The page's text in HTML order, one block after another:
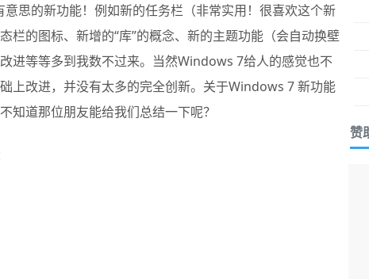
思的新功能！例如新的任务栏（非常实用！很喜欢这个新
栏的图标、新增的“库”的概念、新的主题功能（会自动换壁
进等等多到我数不过来。当然Windows 7给人的感觉也不
上改进，并没有太多的完全创新。关于Windows 7 新功能
知道那位朋友能给我们总结一下呢？
赞